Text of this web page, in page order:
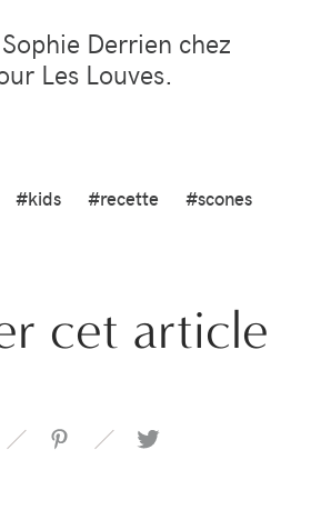
Derrien chez
Les Louves.
#kids #recette #scones
cet article